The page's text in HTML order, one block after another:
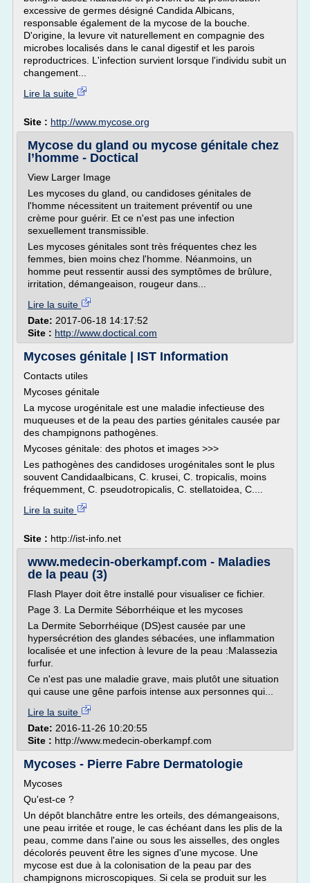
excessive de germes désigné Candida Albicans,
responsable également de la mycose de la bouche.
D'origine, la levure vit naturellement en compagnie des
microbes localisés dans le canal digestif et les parois
reproductrices. L'infection survient lorsque l'individu subit un
changement...
Lire la suite
Site : http://www.mycose.org
Mycose du gland ou mycose génitale chez
l’homme - Doctical
View Larger Image
Les mycoses du gland, ou candidoses génitales de
l'homme nécessitent un traitement préventif ou une
crème pour guérir. Et ce n'est pas une infection
sexuellement transmissible.
Les mycoses génitales sont très fréquentes chez les
femmes, bien moins chez l'homme. Néanmoins, un
homme peut ressentir aussi des symptômes de brûlure,
irritation, démangeaison, rougeur dans...
Lire la suite
Date: 2017-06-18 14:17:52
Site : http://www.doctical.com
Mycoses génitale | IST Information
Contacts utiles
Mycoses génitale
La mycose urogénitale est une maladie infectieuse des
muqueuses et de la peau des parties génitales causée par
des champignons pathogènes.
Mycoses génitale: des photos et images >>>
Les pathogènes des candidoses urogénitales sont le plus
souvent Candidaalbicans, C. krusei, C. tropicalis, moins
fréquemment, C. pseudotropicalis, C. stellatoidea, C....
Lire la suite
Site : http://ist-info.net
www.medecin-oberkampf.com - Maladies
de la peau (3)
Flash Player doit être installé pour visualiser ce fichier.
Page 3. La Dermite Séborrhéique et les mycoses
La Dermite Seborrhéique (DS)est causée par une
hypersécrétion des glandes sébacées, une inflammation
localisée et une infection à levure de la peau :Malassezia
furfur.
Ce n'est pas une maladie grave, mais plutôt une situation
qui cause une gêne parfois intense aux personnes qui...
Lire la suite
Date: 2016-11-26 10:20:55
Site : http://www.medecin-oberkampf.com
Mycoses - Pierre Fabre Dermatologie
Mycoses
Qu'est-ce ?
Un dépôt blanchâtre entre les orteils, des démangeaisons,
une peau irritée et rouge, le cas échéant dans les plis de la
peau, comme dans l'aine ou sous les aisselles, des ongles
décolorés peuvent être les signes d'une mycose. Une
mycose est due à la colonisation de la peau par des
champignons microscopiques. Si cela se produit sur les